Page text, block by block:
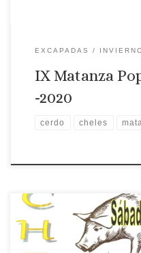
EXCAPADAS
IX Matanza
-2020
cerdo cheles